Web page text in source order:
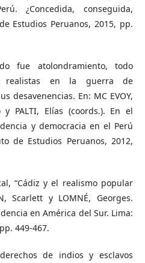
¿Concedida, conseguida,
Estudios Peruanos, 2015, pp.
fue atolondramiento, todo
realistas en la guerra de
desavenencias. En: MC EVOY,
y PALTI, Elías (coords.). En el
y democracia en el Perú
de Estudios Peruanos, 2012,
“Cádiz y el realismo popular
Scarlett y LOMNÉ, Georges.
en América del Sur. Lima:
449-467.
derechos de indios y esclavos